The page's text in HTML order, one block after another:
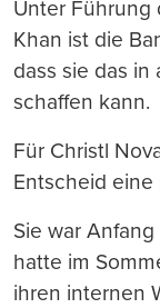
Unter Führung
Khan ist die
dass sie das
schaffen kann.
Für Christl
Entscheid
Sie war
hatte im
ihren internen